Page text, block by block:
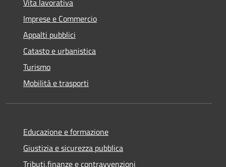
Vita lavorativa
Imprese e Commercio
Appalti pubblici
Catasto e urbanistica
Turismo
Mobilità e trasporti
Educazione e formazione
Giustizia e sicurezza pubblica
Tributi,finanze e contravvenzioni